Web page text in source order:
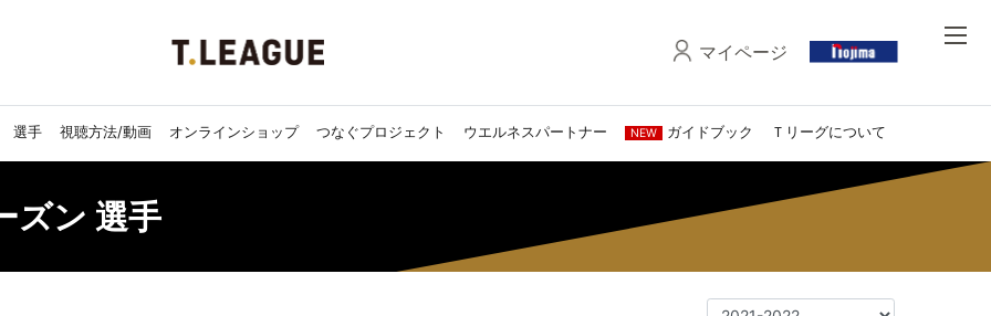
マイページ
選手 視聴方法/動画 オンラインショップ つなぐプロジェクト ウエルネスパートナー NEW ガイドブック Ｔリーグについて
ズン 選手